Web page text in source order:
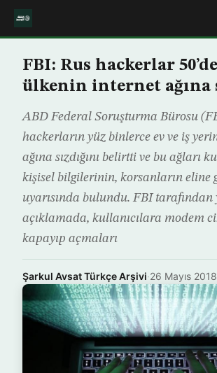
FBI: Rus hackerlar
ülkenin internet ağına
ABD Federal Soruşturma Bürosu
hackerların yüz binlerce ev ve iş
ağına sızdığını belirtti ve bu ağları
kişisel bilgilerinin, korsanların eline
uyarısında bulundu. FBI tarafından
açıklamada, kullanıcılara modem
kapayıp açmaları
Şarkul Avsat Türkçe Arşivi·26 Mayıs 2018